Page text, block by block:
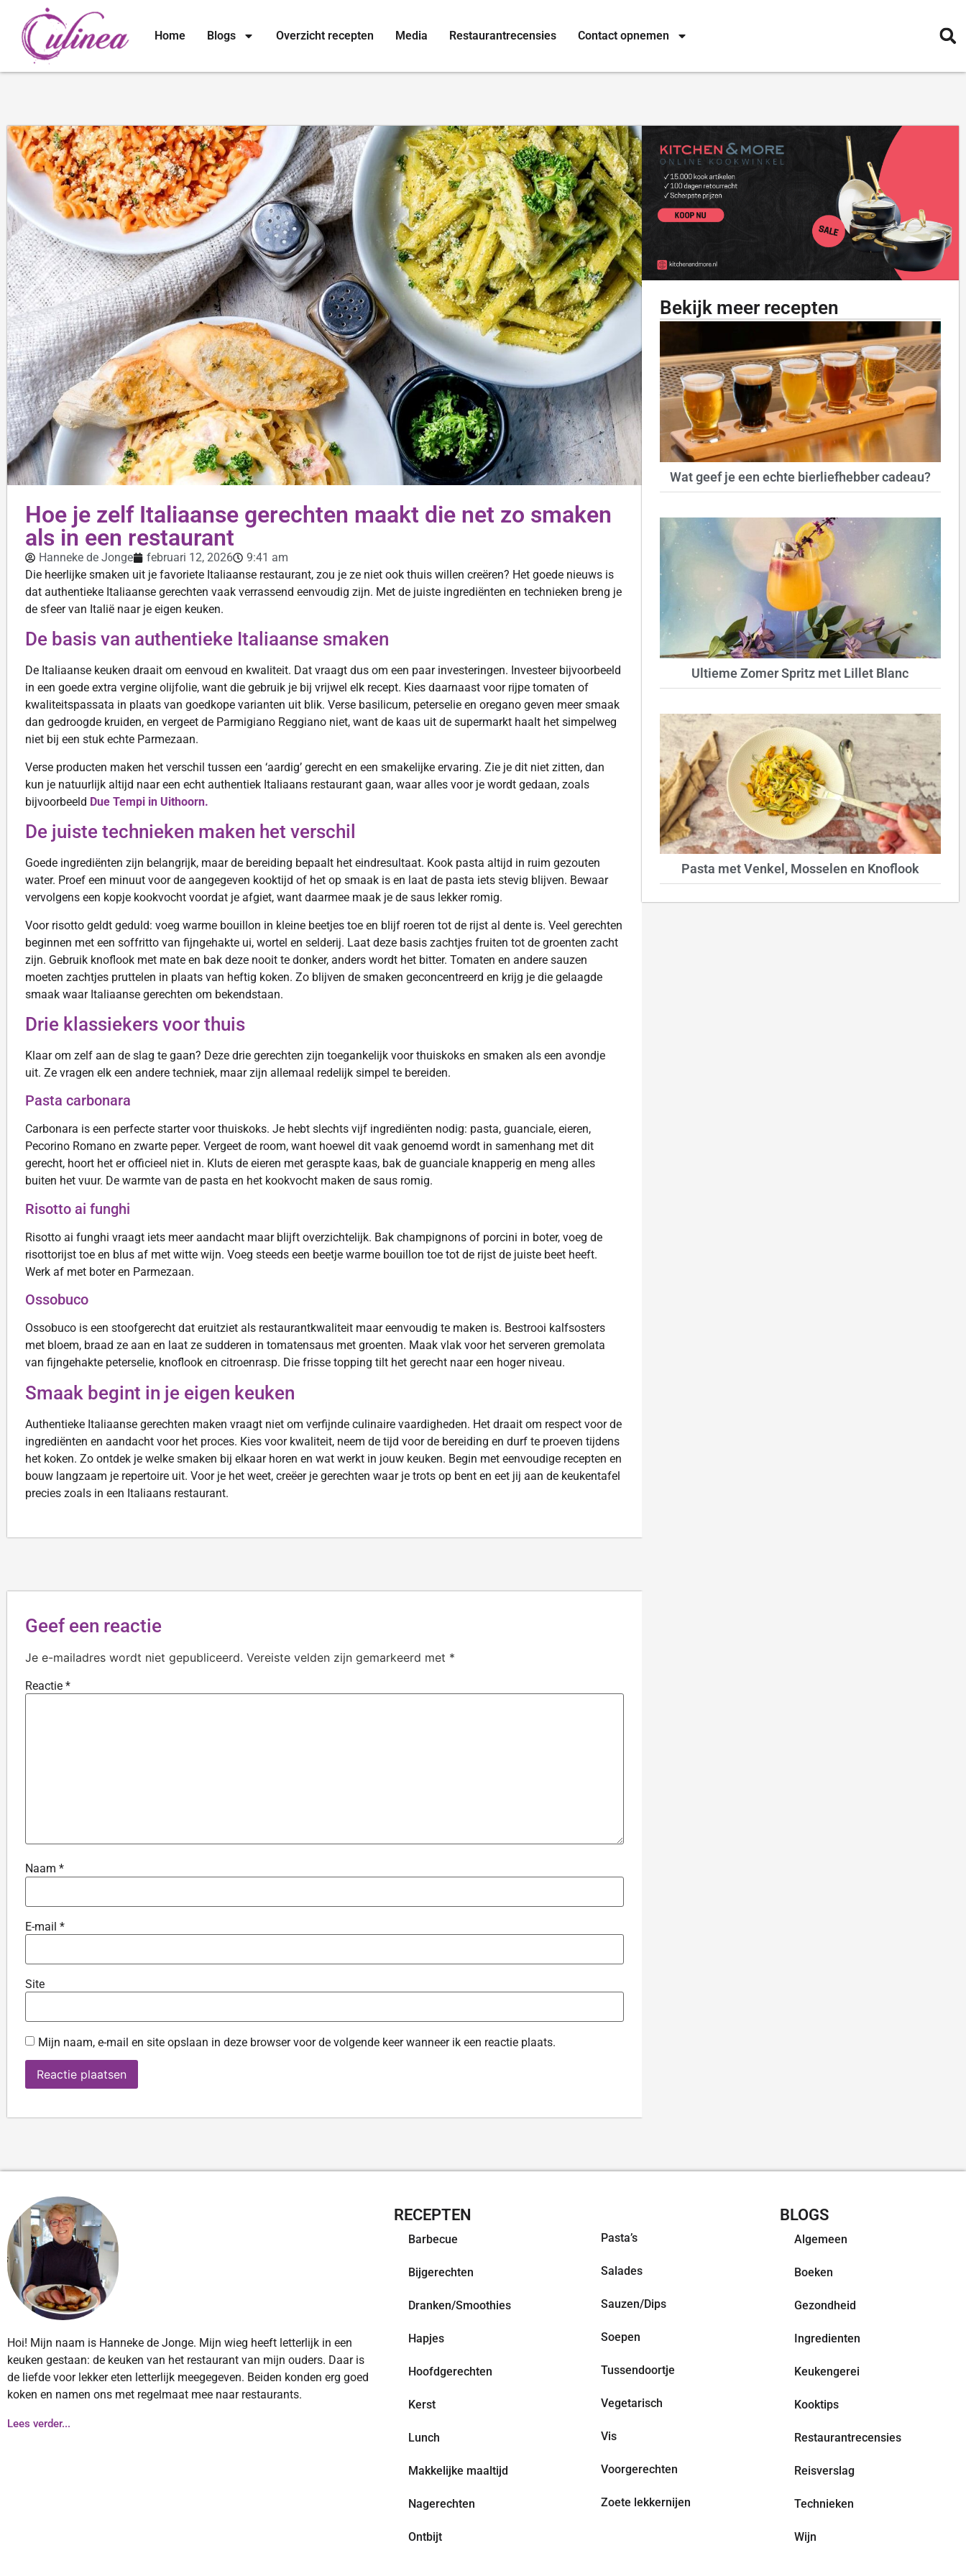
Home Blogs Overzicht recepten Media Restaurantrecensies Contact opnemen
Hoe je zelf Italiaanse gerechten maakt die net zo smaken
als in een restaurant
Hanneke de Jonge februari 12, 2026
9:41 am
Die heerlijke smaken uit je favoriete Italiaanse restaurant, zou je ze niet ook thuis willen creëren? Het goede nieuws is
dat authentieke Italiaanse gerechten vaak verrassend eenvoudig zijn. Met de juiste ingrediënten en technieken breng je
de sfeer van Italië naar je eigen keuken.
De basis van authentieke Italiaanse smaken
De Italiaanse keuken draait om eenvoud en kwaliteit. Dat vraagt dus om een paar investeringen. Investeer bijvoorbeeld
in een goede extra vergine olijfolie, want die gebruik je bij vrijwel elk recept. Kies daarnaast voor rijpe tomaten of
kwaliteitspassata in plaats van goedkope varianten uit blik. Verse basilicum, peterselie en oregano geven meer smaak
dan gedroogde kruiden, en vergeet de Parmigiano Reggiano niet, want de kaas uit de supermarkt haalt het simpelweg
niet bij een stuk echte Parmezaan.
Verse producten maken het verschil tussen een ‘aardig’ gerecht en een smakelijke ervaring. Zie je dit niet zitten, dan
kun je natuurlijk altijd naar een echt authentiek Italiaans restaurant gaan, waar alles voor je wordt gedaan, zoals
bijvoorbeeld Due Tempi in Uithoorn.
De juiste technieken maken het verschil
Goede ingrediënten zijn belangrijk, maar de bereiding bepaalt het eindresultaat. Kook pasta altijd in ruim gezouten
water. Proef een minuut voor de aangegeven kooktijd of het op smaak is en laat de pasta iets stevig blijven. Bewaar
vervolgens een kopje kookvocht voordat je afgiet, want daarmee maak je de saus lekker romig.
Voor risotto geldt geduld: voeg warme bouillon in kleine beetjes toe en blijf roeren tot de rijst al dente is. Veel gerechten
beginnen met een soffritto van fijngehakte ui, wortel en selderij. Laat deze basis zachtjes fruiten tot de groenten zacht
zijn. Gebruik knoflook met mate en bak deze nooit te donker, anders wordt het bitter. Tomaten en andere sauzen
moeten zachtjes pruttelen in plaats van heftig koken. Zo blijven de smaken geconcentreerd en krijg je die gelaagde
smaak waar Italiaanse gerechten om bekendstaan.
Drie klassiekers voor thuis
Klaar om zelf aan de slag te gaan? Deze drie gerechten zijn toegankelijk voor thuiskoks en smaken als een avondje
uit. Ze vragen elk een andere techniek, maar zijn allemaal redelijk simpel te bereiden.
Pasta carbonara
Carbonara is een perfecte starter voor thuiskoks. Je hebt slechts vijf ingrediënten nodig: pasta, guanciale, eieren,
Pecorino Romano en zwarte peper. Vergeet de room, want hoewel dit vaak genoemd wordt in samenhang met dit
gerecht, hoort het er officieel niet in. Kluts de eieren met geraspte kaas, bak de guanciale knapperig en meng alles
buiten het vuur. De warmte van de pasta en het kookvocht maken de saus romig.
Risotto ai funghi
Risotto ai funghi vraagt iets meer aandacht maar blijft overzichtelijk. Bak champignons of porcini in boter, voeg de
risottorijst toe en blus af met witte wijn. Voeg steeds een beetje warme bouillon toe tot de rijst de juiste beet heeft.
Werk af met boter en Parmezaan.
Ossobuco
Ossobuco is een stoofgerecht dat eruitziet als restaurantkwaliteit maar eenvoudig te maken is. Bestrooi kalfsosters
met bloem, braad ze aan en laat ze sudderen in tomatensaus met groenten. Maak vlak voor het serveren gremolata
van fijngehakte peterselie, knoflook en citroenrasp. Die frisse topping tilt het gerecht naar een hoger niveau.
Smaak begint in je eigen keuken
Authentieke Italiaanse gerechten maken vraagt niet om verfijnde culinaire vaardigheden. Het draait om respect voor de
ingrediënten en aandacht voor het proces. Kies voor kwaliteit, neem de tijd voor de bereiding en durf te proeven tijdens
het koken. Zo ontdek je welke smaken bij elkaar horen en wat werkt in jouw keuken. Begin met eenvoudige recepten en
bouw langzaam je repertoire uit. Voor je het weet, creëer je gerechten waar je trots op bent en eet jij aan de keukentafel
precies zoals in een Italiaans restaurant.
Bekijk meer recepten
Wat geef je een echte bierliefhebber cadeau?
Ultieme Zomer Spritz met Lillet Blanc
Pasta met Venkel, Mosselen en Knoflook
Geef een reactie
Je e-mailadres wordt niet gepubliceerd. Vereiste velden zijn gemarkeerd met *
Reactie *
Naam *
E-mail *
Site
Mijn naam, e-mail en site opslaan in deze browser voor de volgende keer wanneer ik een reactie plaats.
Hoi! Mijn naam is Hanneke de Jonge. Mijn wieg heeft letterlijk in een
keuken gestaan: de keuken van het restaurant van mijn ouders. Daar is
de liefde voor lekker eten letterlijk meegegeven. Beiden konden erg goed
koken en namen ons met regelmaat mee naar restaurants.
Lees verder...
RECEPTEN
Barbecue
Bijgerechten
Dranken/Smoothies
Hapjes
Hoofdgerechten
Kerst
Lunch
Makkelijke maaltijd
Nagerechten
Ontbijt
Pasta’s
Salades
Sauzen/Dips
Soepen
Tussendoortje
Vegetarisch
Vis
Voorgerechten
Zoete lekkernijen
BLOGS
Algemeen
Boeken
Gezondheid
Ingredienten
Keukengerei
Kooktips
Restaurantrecensies
Reisverslag
Technieken
Wijn